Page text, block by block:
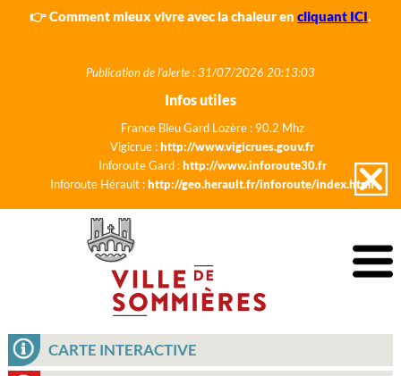
👉 Comment mieux vivre avec la chaleur en cliquant ICI.
Publication de l'alerte : 31/07/2026 20:13:03
Infos utiles
France Bleu Gard Lozère : 90.2 Mhz
Vigicrue :http://www.vigicrues.gouv.fr
Inforoute Gard :http://www.inforoute30.fr
Inforoute Hérault :http://geo.herault.fr/inforoute/index.html
CARTE INTERACTIVE